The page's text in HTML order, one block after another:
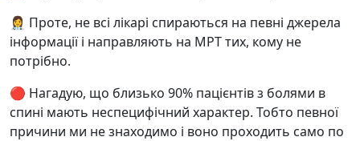
👩‍⚕️ Проте, не всі лікарі спираються на певні джерела
інформації і направляють на МРТ тих, кому не
потрібно.
🔴 Нагадую, що близько 90% пацієнтів з болями в
спині мають неспецифічний характер. Тобто певної
причини ми не знаходимо і воно проходить само по